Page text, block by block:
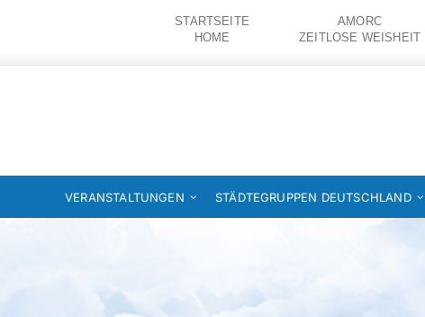
STARTSEITE
HOME
AMORC
ZEITLOSE WEISHEIT
VERANSTALTUNGEN STÄDTEGRUPPEN DEUTSCHLAND